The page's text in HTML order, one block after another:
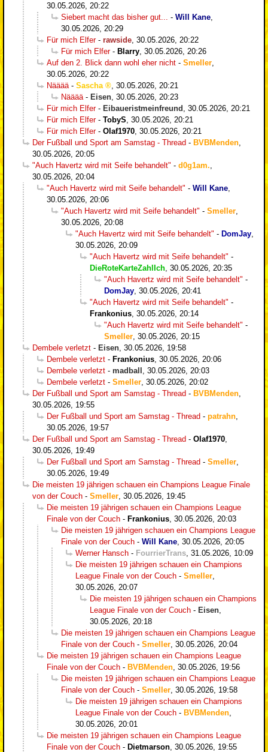
30.05.2026, 20:22
Siebert macht das bisher gut...
- Will Kane
30.05.2026, 20:29
Für mich Elfer- rawside 30.05.2026, 20:22
Für mich Elfer- Blarry 30.05.2026, 20:26
Auf den 2. Blick dann wohl eher nicht - Smeller
30.05.2026, 20:22
Nääää - Sascha
30.05.2026, 20:21
Nääää - Eisen 30.05.2026, 20:23
Für mich Elfer- Eibaueristmeinfreund
30.05.2026, 20:21
Für mich Elfer- TobyS 30.05.2026, 20:21
Für mich Elfer- Olaf1970 30.05.2026, 20:21
Der Fußball und Sport am Samstag - Thread - BVBMenden
30.05.2026, 20:05
"Auch Havertz wird mit Seife behandelt" - d0g1am.
30.05.2026, 20:04
"Auch Havertz wird mit Seife behandelt" - Will Kane
30.05.2026, 20:06
"Auch Havertz wird mit Seife behandelt" - Smeller
30.05.2026, 20:08
"Auch Havertz wird mit Seife behandelt" - DomJay
30.05.2026, 20:09
"Auch Havertz wird mit Seife behandelt" -
DieRoteKarteZahlIch 30.05.2026, 20:35
"Auch Havertz wird mit Seife behandelt" -
DomJay 30.05.2026, 20:41
"Auch Havertz wird mit Seife behandelt" -
Frankonius 30.05.2026, 20:14
"Auch Havertz wird mit Seife behandelt" -
Smeller 30.05.2026, 20:15
Dembele verletzt - Eisen 30.05.2026, 19:58
Dembele verletzt - Frankonius 30.05.2026, 20:06
Dembele verletzt - madball
30.05.2026, 20:03
Dembele verletzt - Smeller 30.05.2026, 20:02
Der Fußball und Sport am Samstag - Thread - BVBMenden
30.05.2026, 19:55
Der Fußball und Sport am Samstag - Thread - patrahn
30.05.2026, 19:57
Der Fußball und Sport am Samstag - Thread - Olaf1970
30.05.2026, 19:49
Der Fußball und Sport am Samstag - Thread - Smeller
30.05.2026, 19:49
Die meisten 19 jährigen schauen ein Champions League Finale
von der Couch - Smeller 30.05.2026, 19:45
Die meisten 19 jährigen schauen ein Champions League
Finale von der Couch - Frankonius 30.05.2026, 20:03
Die meisten 19 jährigen schauen ein Champions League
Finale von der Couch - Will Kane 30.05.2026, 20:05
Werner Hansch - FourrierTrans 31.05.2026, 10:09
Die meisten 19 jährigen schauen ein Champions
League Finale von der Couch - Smeller
30.05.2026, 20:07
Die meisten 19 jährigen schauen ein Champions
League Finale von der Couch - Eisen
30.05.2026, 20:18
Die meisten 19 jährigen schauen ein Champions League
Finale von der Couch - Smeller 30.05.2026, 20:04
Die meisten 19 jährigen schauen ein Champions League
Finale von der Couch - BVBMenden 30.05.2026, 19:56
Die meisten 19 jährigen schauen ein Champions League
Finale von der Couch - Smeller 30.05.2026, 19:58
Die meisten 19 jährigen schauen ein Champions
League Finale von der Couch - BVBMenden
30.05.2026, 20:01
Die meisten 19 jährigen schauen ein Champions League
Finale von der Couch - Dietmarson 30.05.2026, 19:55